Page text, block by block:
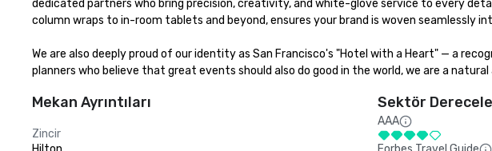
dedicated partners who bring precision, creativity, and white-glove service to every
column wraps to in-room tablets and beyond, ensures your brand is woven seamlessly
We are also deeply proud of our identity as San Francisco's "Hotel with a Heart" — a
planners who believe that great events should also do good in the world, we are a natural
Mekan Ayrıntıları
Zincir
Sektör
AAA